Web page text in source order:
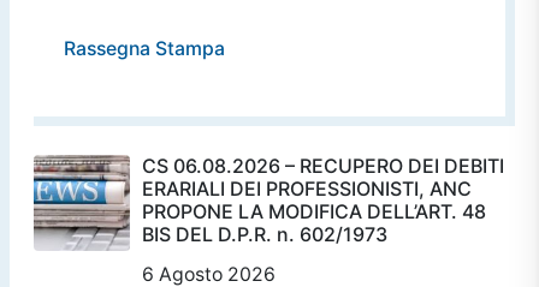
Rassegna Stampa
CS 06.08.2026 – RECUPERO DEI DEBITI
ERARIALI DEI PROFESSIONISTI, ANC
PROPONE LA MODIFICA DELL’ART. 48
BIS DEL D.P.R. n. 602/1973
6 Agosto 2026